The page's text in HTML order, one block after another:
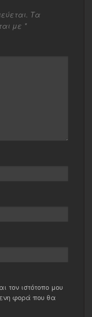
Τα
με *
τον ιστότοπο μου
φορά που θα